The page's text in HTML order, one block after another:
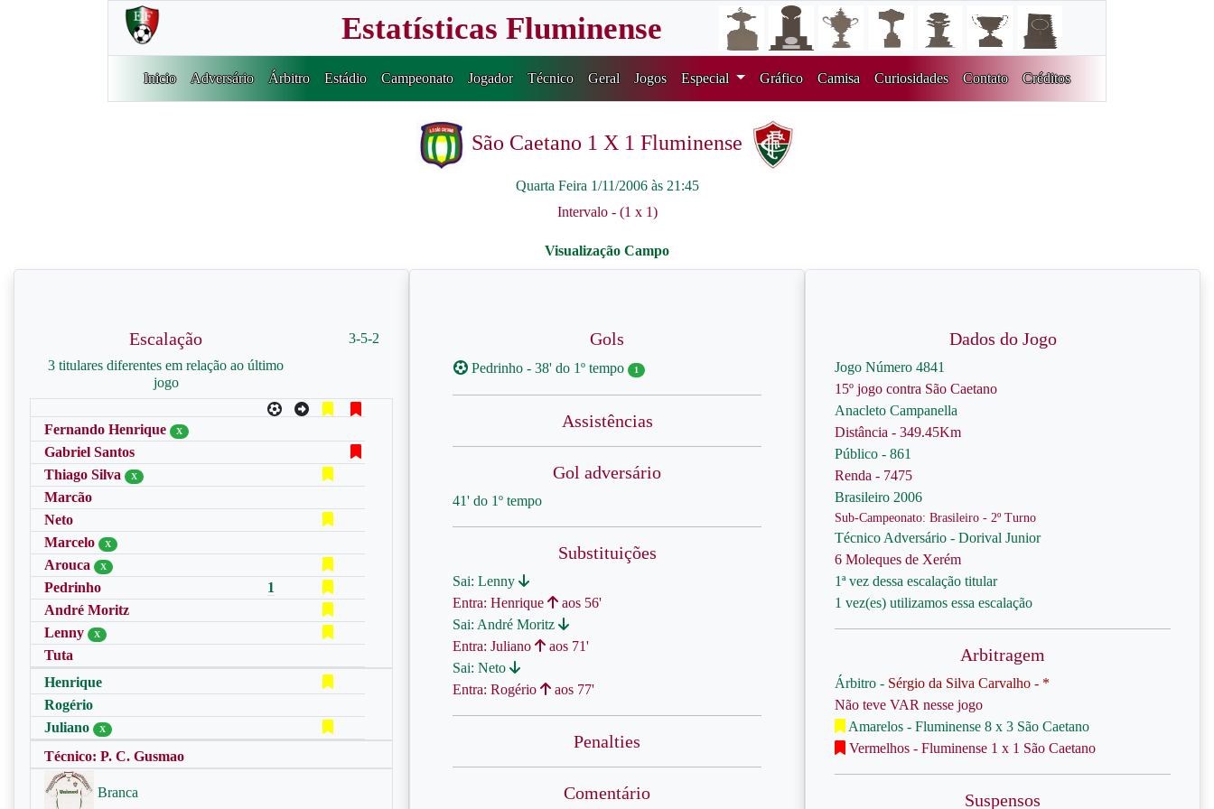
Estatísticas Fluminense
Inicio Adversário Árbitro Estádio Campeonato Jogador Técnico Geral Jogos Especial Gráfico Camisa Curiosidades Contato Créditos
São Caetano 1 X 1 Fluminense
Quarta Feira 1/11/2006 às 21:45
Intervalo - (1 x 1)
Escalação
3 titulares diferentes em relação ao último
jogo
3-5-2
Fernando Henrique X
Gabriel Santos
Thiago Silva
X
Marcão
Neto
Marcelo
X
Arouca X
Pedrinho
1
André Moritz
Lenny
X
Tuta
Henrique
Rogério
Juliano
X
Técnico: P. C. Gusmao
Branca
Gols
Pedrinho - 38' do 1º tempo 1
Assistências
Gol adversário
41' do 1º tempo
Substituições
Sai: Lenny
Entra: Henrique
aos 56'
Sai: André Moritz
Entra: Juliano
aos 71'
Sai: Neto
Entra: Rogério
aos 77'
Penalties
Comentário
Dados do Jogo
Jogo Número 4841
15º jogo contra São Caetano
Anacleto Campanella
Distância - 349.45Km
Público - 861
Renda - 7475
Brasileiro 2006
Sub-Campeonato: Brasileiro - 2º Turno
Técnico Adversário - Dorival Junior
6 Moleques de Xerém
1ª vez dessa escalação titular
1 vez(es) utilizamos essa escalação
Arbitragem
Árbitro - Sérgio da Silva Carvalho - *
Não teve VAR nesse jogo
Amarelos - Fluminense 8 x 3 São Caetano
Vermelhos - Fluminense 1 x 1 São Caetano
Suspensos